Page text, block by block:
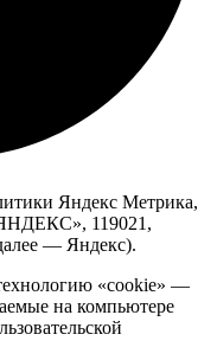
Яндекс Метрика,
119021,
— Яндекс).
«cookie» —
на компьютере